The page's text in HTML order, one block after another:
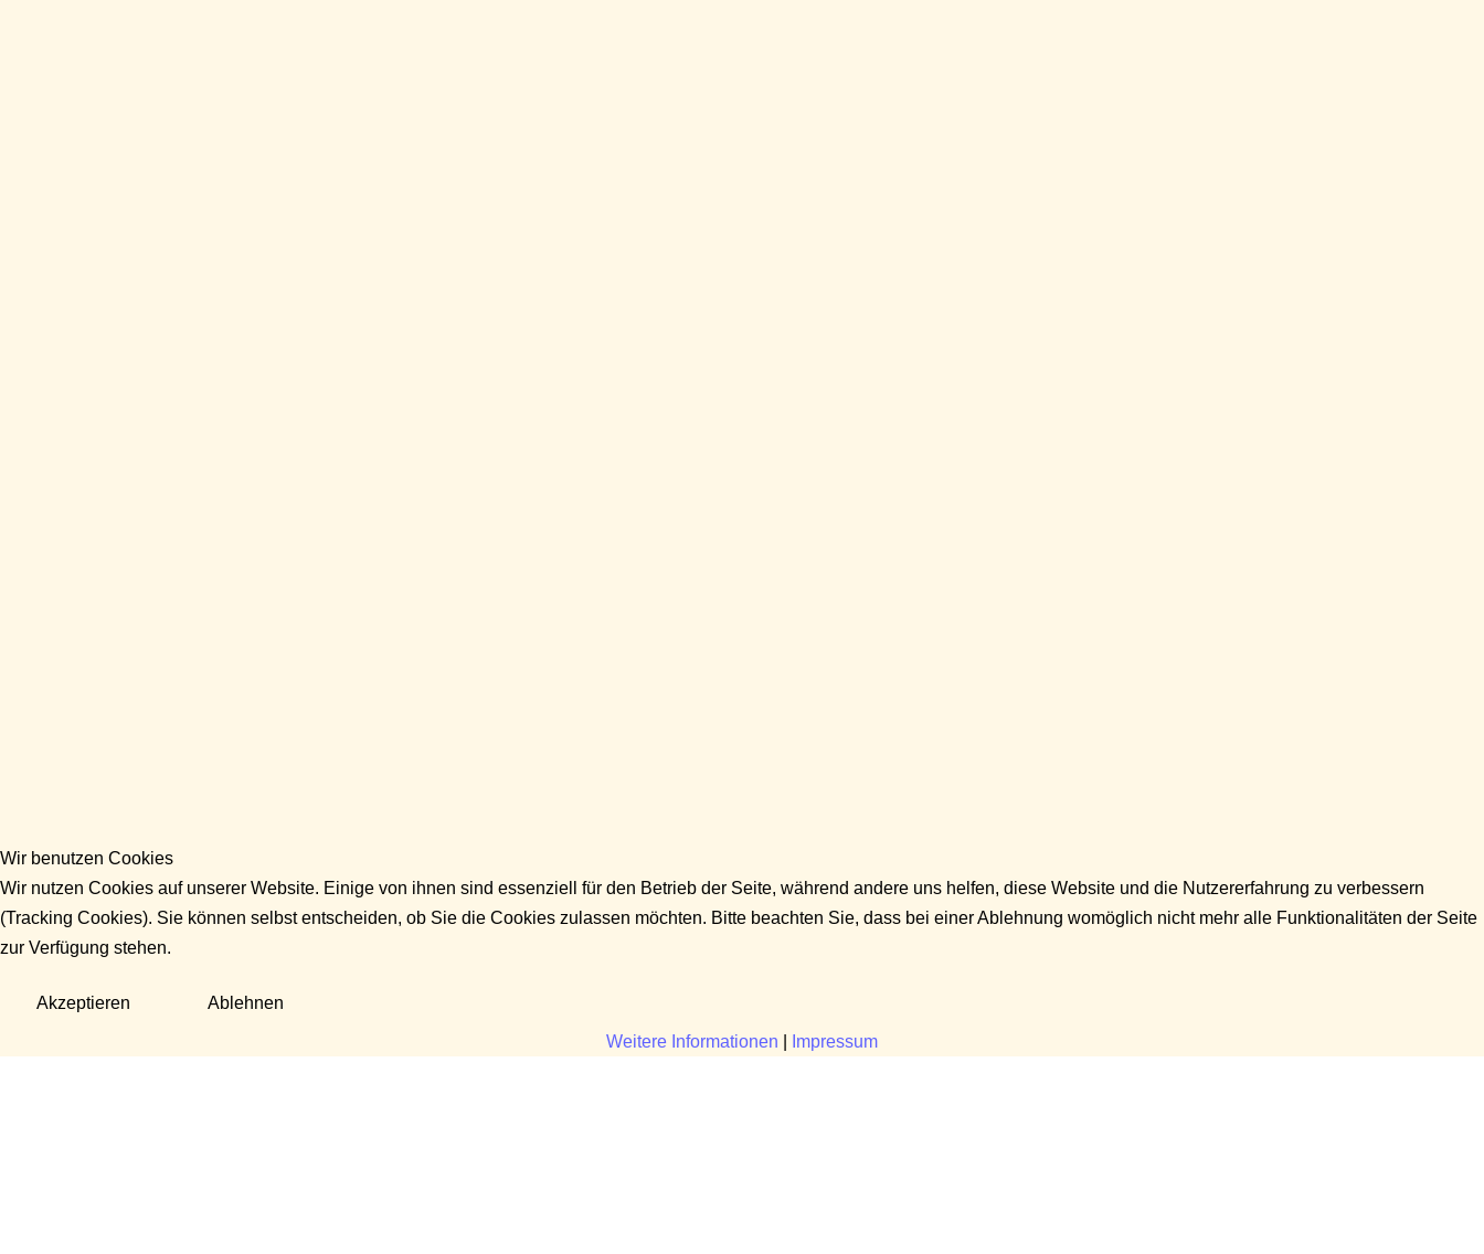
Wir benutzen Cookies
Wir nutzen Cookies auf unserer Website. Einige von ihnen sind essenziell für den Betrieb der Seite, während andere uns helfen, diese Website und die Nutzererfahrung zu verbessern
(Tracking Cookies). Sie können selbst entscheiden, ob Sie die Cookies zulassen möchten. Bitte beachten Sie, dass bei einer Ablehnung womöglich nicht mehr alle Funktionalitäten der Seite
zur Verfügung stehen.
Akzeptieren Ablehnen
Weitere Informationen Impressum